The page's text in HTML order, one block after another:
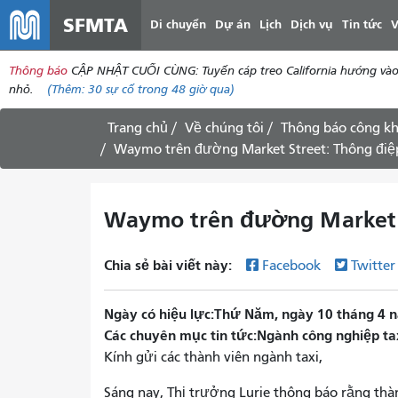
SFMTA Di chuyển Dự án Lịch Dịch vụ Tin tức
Thông báo CẬP NHẬT CUỐI CÙNG: Tuyến cáp treo California
nhỏ.
(Thêm: 30 sự cố trong 48 giờ qua)
Trang chủ Về chúng tôi
Thông báo công
Waymo trên đường Market Street: Thông
Waymo trên đường
Chia sẻ bài viết này: Facebook Twitter
Ngày có hiệu lực Thứ Năm, ngày 10 tháng 4
Các chuyên mục tin tức Ngành công nghiệp
Kính gửi các thành viên ngành taxi,
Sáng nay, Thị trưởng Lurie thông báo rằng